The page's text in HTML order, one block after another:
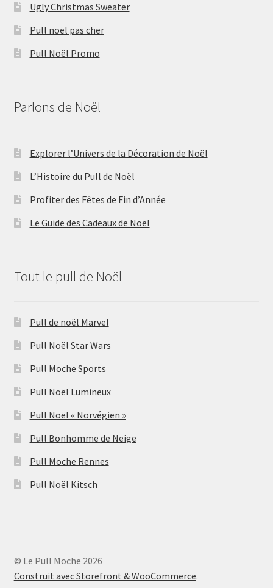
Ugly Christmas Sweater
Pull noël pas cher
Pull Noël Promo
Parlons de Noël
Explorer l’Univers de la Décoration de Noël
L’Histoire du Pull de Noël
Profiter des Fêtes de Fin d’Année
Le Guide des Cadeaux de Noël
Tout le pull de Noël
Pull de noël Marvel
Pull Noël Star Wars
Pull Moche Sports
Pull Noël Lumineux
Pull Noël « Norvégien »
Pull Bonhomme de Neige
Pull Moche Rennes
Pull Noël Kitsch
© Le Pull Moche 2026
Construit avec Storefront & WooCommerce.